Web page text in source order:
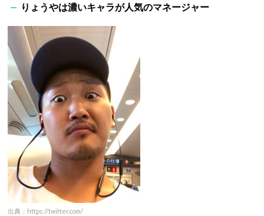
りょうやは濃いキャラが人気のマネージャー
出典：https://twitter.com/